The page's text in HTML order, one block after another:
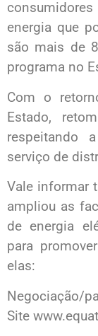
energia que
são mais de
programa no
Com o
Estado,
respeitando
serviço de
Vale informar
ampliou as
de energia
para
elas:
Site